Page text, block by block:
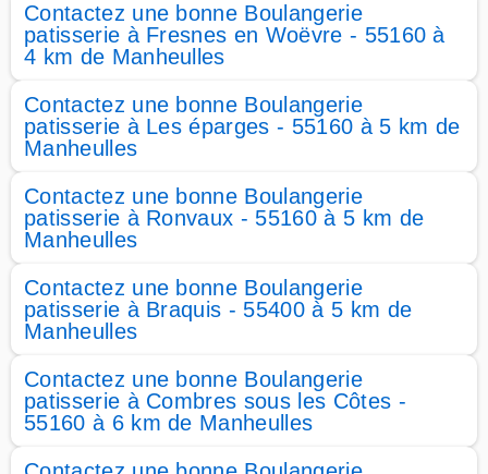
Contactez une bonne Boulangerie
patisserie à Fresnes en Woëvre - 55160 à
4 km de Manheulles
Contactez une bonne Boulangerie
patisserie à Les éparges - 55160 à 5 km de
Manheulles
Contactez une bonne Boulangerie
patisserie à Ronvaux - 55160 à 5 km de
Manheulles
Contactez une bonne Boulangerie
patisserie à Braquis - 55400 à 5 km de
Manheulles
Contactez une bonne Boulangerie
patisserie à Combres sous les Côtes -
55160 à 6 km de Manheulles